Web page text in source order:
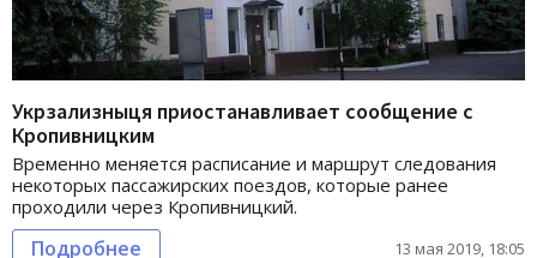
Укрзализныця приостанавливает сообщение с
Кропивницким
Временно меняется расписание и маршрут следования
некоторых пассажирских поездов, которые ранее
проходили через Кропивницкий.
Подробнее 13 мая 2019, 18:05